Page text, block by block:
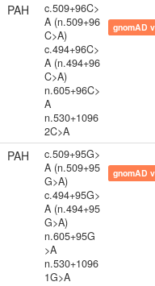
PAH
c.509+96C>
A (n.509+96
C>A)
c.494+96C>
A (n.494+96
C>A)
n.605+96C>
A
n.530+1096
2C>A
gnomAD
PAH
c.509+95G>
A (n.509+95
G>A)
c.494+95G>
A (n.494+95
G>A)
n.605+95G
>A
n.530+1096
1G>A
gnomAD